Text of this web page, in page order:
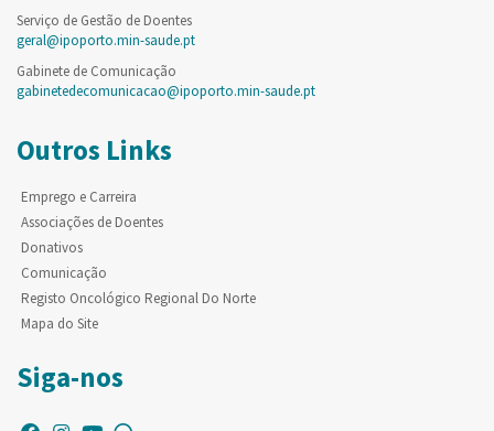
Serviço de Gestão de Doentes
geral@ipoporto.min-saude.pt
Gabinete de Comunicação
gabinetedecomunicacao@ipoporto.min-saude.pt
Outros Links
Emprego e Carreira
Associações de Doentes
Donativos
Comunicação
Registo Oncológico Regional Do Norte
Mapa do Site
Siga-nos